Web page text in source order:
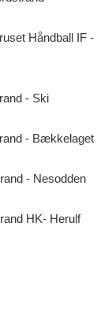
Håndball IF -
- Ski
- Bækkelaget
- Nesodden
HK- Herulf